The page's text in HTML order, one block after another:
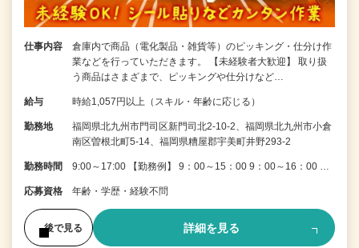
仕事内容
倉庫内で商品（電化製品・雑貨等）のピッキング・仕分け作
業などを行っていただきます。 【未経験者大歓迎】 取り扱
う商品はさまざまで、ピッキングや仕分けなど…
給与 時給1,057円以上（スキル・年齢に応じる）
勤務地
福岡県北九州市門司区新門司北2-10-2、福岡県北九州市小倉
南区曽根北町5-14、福岡県糟屋郡宇美町井野293-2
勤務時間 9:00～17:00 【勤務例】 9：00～15：00 9：00～16：00 …
応募資格 年齢・学歴・経験不問
後で見る 詳細を見る